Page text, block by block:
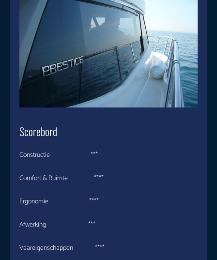
Scorebord
Constructie ***
Comfort & Ruimte ****
Ergonomie ****
Afwerking ***
Vaareigenschappen ****